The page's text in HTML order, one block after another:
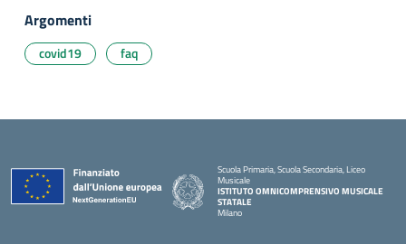
Argomenti
covid19 faq
Scuola Primaria, Scuola Secondaria, Liceo
Musicale
ISTITUTO OMNICOMPRENSIVO MUSICALE
STATALE
Milano